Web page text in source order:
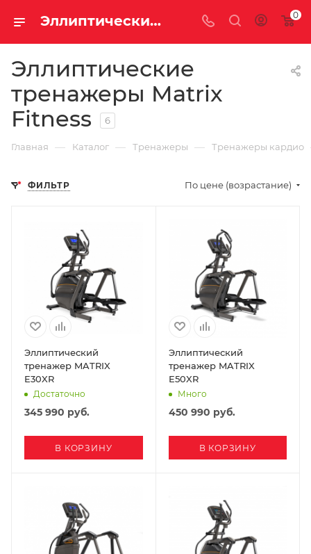
Эллиптические тренажеры Matrix Fitness 0
Эллиптические
тренажеры Matrix
Fitness
6
Главная — Каталог — Тренажеры — Тренажеры кардио
ФИЛЬТР По цене (возрастание)
Эллиптический
тренажер MATRIX
E30XR
Достаточно
345 990 руб.
В КОРЗИНУ
Эллиптический
тренажер MATRIX
E50XR
Много
450 990 руб.
В КОРЗИНУ